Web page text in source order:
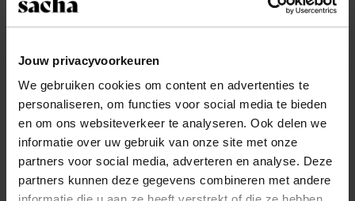
Jouw privacyvoorkeuren
We gebruiken cookies om content en advertenties te
personaliseren, om functies voor social media te bieden
en om ons websiteverkeer te analyseren. Ook delen we
informatie over uw gebruik van onze site met onze
partners voor social media, adverteren en analyse. Deze
partners kunnen deze gegevens combineren met andere
laarzen gemaakt zijn. Dit zachte leer is een stuk minder
stug dan het leer van de standaard 1460 boots.